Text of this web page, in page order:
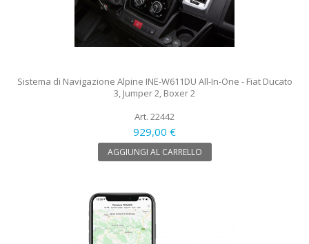
Sistema di Navigazione Alpine INE-W611DU All-In-One - Fiat Ducato
3, Jumper 2, Boxer 2
Art. 22442
929,00 €
AGGIUNGI AL CARRELLO